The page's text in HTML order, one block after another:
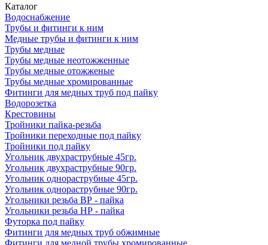
Каталог
Водоснабжение
Трубы и фитинги к ним
Медные трубы и фитинги к ним
Трубы медные
Трубы медные неотожженные
Трубы медные отожженые
Трубы медные хромированные
Фитинги для медных труб под пайку
Водорозетка
Крестовины
Тройники пайка-резьба
Тройники переходные под пайку
Тройники под пайку
Угольник двухраструбные 45гр.
Угольник двухраструбные 90гр.
Угольник однораструбные 45гр.
Угольник однораструбные 90гр.
Угольники резьба ВР - пайка
Угольники резьба НР - пайка
Футорка под пайку
Фитинги для медных труб обжимные
Фитинги для медной трубы хромированные